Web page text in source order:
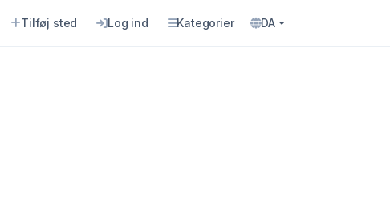
Tilføj sted Log ind Kategorier DA